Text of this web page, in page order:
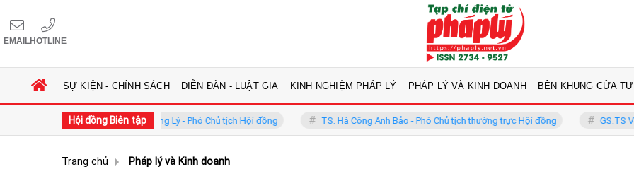
EMAILHOTLINE
SỰ KIỆN - CHÍNH SÁCH DIỄN ĐÀN - LUẬT GIA KINH NGHIỆM PHÁP LÝ PHÁP LÝ VÀ KINH DOANH BÊN KHUNG CỬA
Hội đồng Biên tập
GS.TS. Phan Trung Lý - Phó Chủ tịch Hội đồng TS. Hà Công Anh Bảo - Phó Chủ tịch thường trực Hội đồng GS.TS Võ Khánh Vinh -
Trang chủ Pháp lý và Kinh doanh